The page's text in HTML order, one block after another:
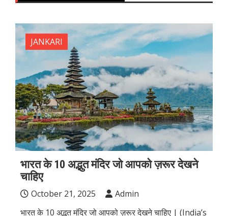
JANKARI
भारत के 10 अद्भुत मंदिर जो आपको ज़रूर देखने
चाहिए
October 21, 2025
Admin
भारत के 10 अद्भुत मंदिर जो आपको ज़रूर देखने चाहिए | (India’s